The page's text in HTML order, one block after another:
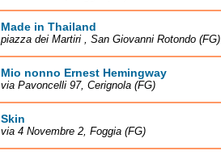
Made in Thailand
piazza dei Martiri , San Giovanni Rotondo (FG)
Mio nonno Ernest Hemingway
via Pavoncelli 97, Cerignola (FG)
Skin
via 4 Novembre 2, Foggia (FG)